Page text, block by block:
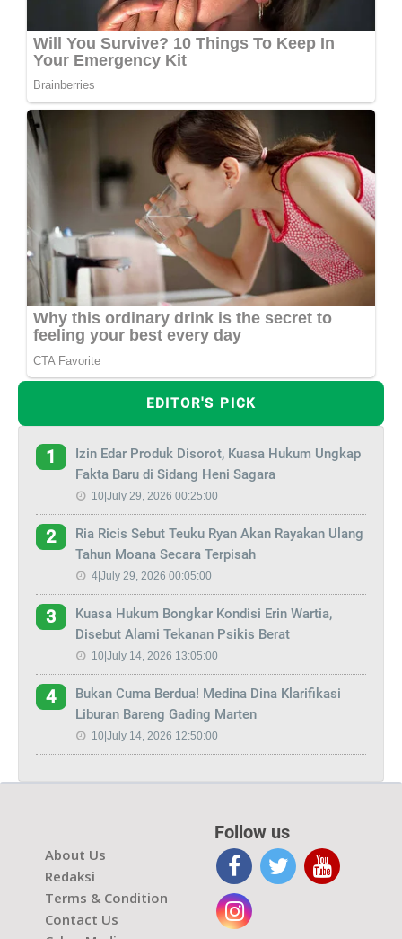
EDITOR'S PICK
1
Izin Edar Produk Disorot, Kuasa Hukum Ungkap
Fakta Baru di Sidang Heni Sagara
10|July 29, 2026 00:25:00
2
Ria Ricis Sebut Teuku Ryan Akan Rayakan Ulang
Tahun Moana Secara Terpisah
4|July 29, 2026 00:05:00
3
Kuasa Hukum Bongkar Kondisi Erin Wartia,
Disebut Alami Tekanan Psikis Berat
10|July 14, 2026 13:05:00
4
Bukan Cuma Berdua! Medina Dina Klarifikasi
Liburan Bareng Gading Marten
10|July 14, 2026 12:50:00
About Us
Redaksi
Terms & Condition
Contact Us
Follow us